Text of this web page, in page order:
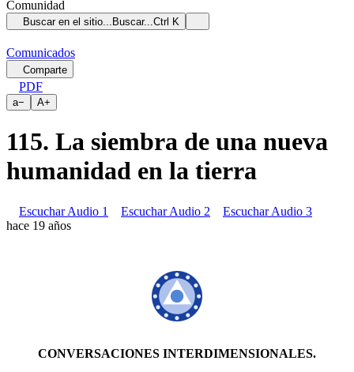
Comunidad
Buscar en el sitio... Buscar...Ctrl K
Comunicados
Comparte
PDF
a− A+
115. La siembra de una nueva
humanidad en la tierra
Escuchar Audio 1 Escuchar Audio 2
Escuchar Audio 3
hace 19 años
CONVERSACIONES INTERDIMENSIONALES.